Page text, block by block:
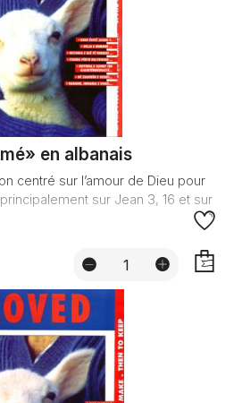
en albanais
centré sur l’amour de Dieu pour
sur Jean 3, 16 et sur